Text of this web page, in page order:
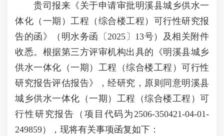
贵司报来《关于申请审批明溪县城乡供水一
体化（一期）工程（综合楼工程）可行性研究报
告的函》（明水务函〔2025〕13号）及相关附件
收悉。根据第三方评审机构出具的《明溪县城乡
供水一体化（一期）工程（综合楼工程）可行性
研究报告评估报告》，经研究，原则同意明溪县
城乡供水一体化（一期）工程（综合楼工程）可
行性研究报告（项目代码为2506-350421-04-01-
249859），现将有关事项函复如下：